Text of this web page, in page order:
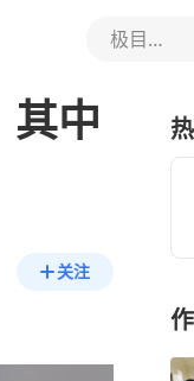
极目新闻
其中
关注